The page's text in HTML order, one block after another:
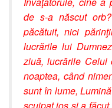
de s-a născut
păcătuit, nici
lucrările lui
ziuă, lucrările
noaptea, când
sunt în lume,
scuipat jos şi a